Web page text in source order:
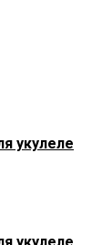
укулеле